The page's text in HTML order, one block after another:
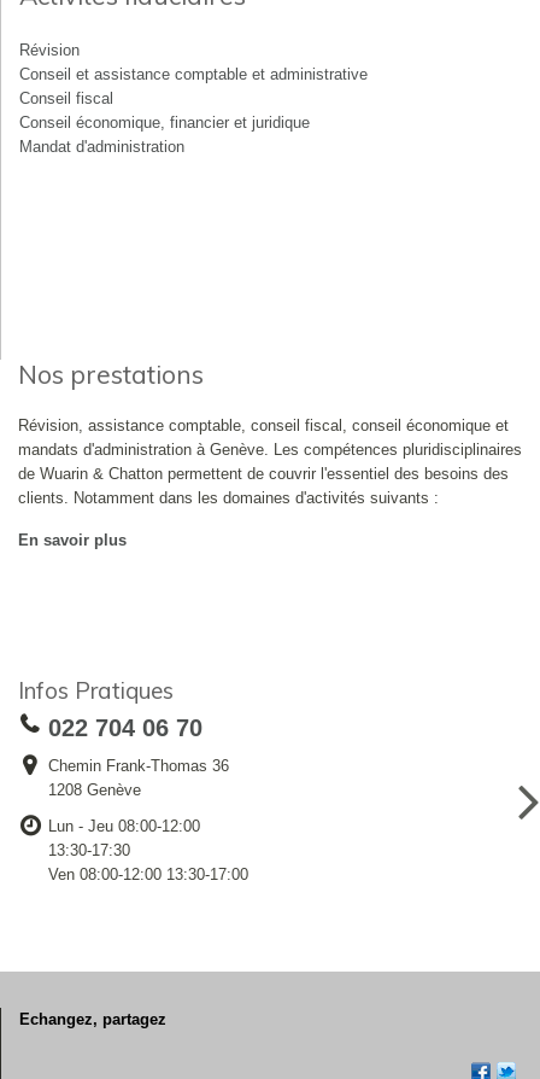
Révision
Conseil et assistance comptable et administrative
Conseil fiscal
Conseil économique, financier et juridique
Mandat d'administration
Nos prestations
Révision, assistance comptable, conseil fiscal, conseil économique et
mandats d'administration à Genève. Les compétences pluridisciplinaires
de Wuarin & Chatton permettent de couvrir l'essentiel des besoins des
clients. Notamment dans les domaines d'activités suivants :
En savoir plus
Infos Pratiques
022 704 06 70
Chemin Frank-Thomas 36
1208 Genève
Lun - Jeu 08:00-12:00
13:30-17:30
Ven 08:00-12:00 13:30-17:00
Echangez, partagez